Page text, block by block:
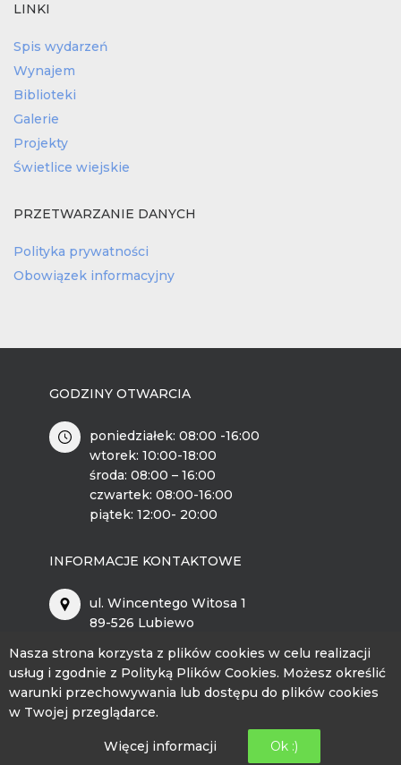
LINKI
Spis wydarzeń
Wynajem
Biblioteki
Galerie
Projekty
Świetlice wiejskie
PRZETWARZANIE DANYCH
Polityka prywatności
Obowiązek informacyjny
GODZINY OTWARCIA
poniedziałek: 08:00 -16:00
wtorek: 10:00-18:00
środa: 08:00 – 16:00
czwartek: 08:00-16:00
piątek: 12:00- 20:00
INFORMACJE KONTAKTOWE
ul. Wincentego Witosa 1
89-526 Lubiewo
bckip@lubiewo.pl
kontakt.bckip@lubiewo.pl
Nasza strona korzysta z plików cookies w celu realizacji
usług i zgodnie z Polityką Plików Cookies. Możesz określić
warunki przechowywania lub dostępu do plików cookies
w Twojej przeglądarce.
Więcej informacji Ok :)